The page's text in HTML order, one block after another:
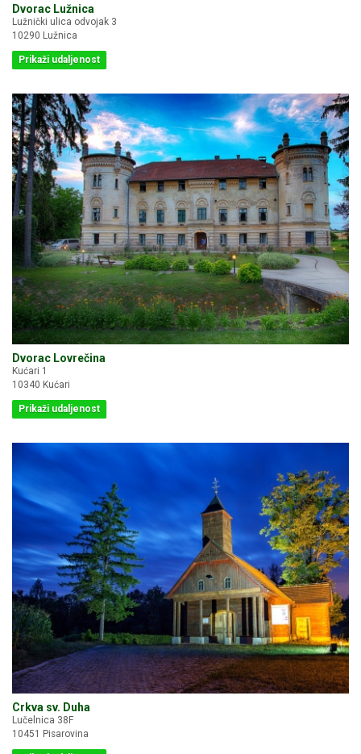
Dvorac Lužnica
Lužnički ulica odvojak 3
10290 Lužnica
Prikaži udaljenost
Dvorac Lovrečina
Kućari 1
10340 Kućari
Prikaži udaljenost
Crkva sv. Duha
Lučelnica 38F
10451 Pisarovina